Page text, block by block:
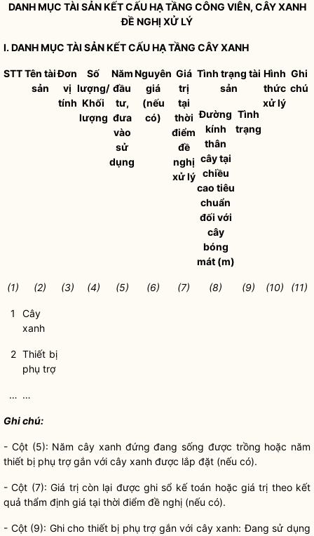
DANH MỤC TÀI SẢN KẾT CẤU HẠ TẦNG CÔNG VIÊN, CÂY XANH
ĐỀ NGHỊ XỬ LÝ
I. DANH MỤC TÀI SẢN KẾT CẤU HẠ TẦNG CÂY XANH
STTTên tài
sản
Đơn
vị
tính
Số
lượng/
Khối
lượng
Năm
đầu
tư,
đưa
vào
sử
dụng
Nguyên
giá
(nếu
có)
Giá
trị
tại
thời
điểm
đề
nghị
xử lý
Tình trạng tài
sản
Hình
thức
xử lý
Ghi
chú
Đường
kính
thân
cây tại
chiều
cao tiêu
chuẩn
đối với
cây
bóng
mát(m)
Tình
trạng
(1) (2) (3) (4) (5) (6) (7) (8) (9) (10) (11)
1
Cây
xanh
2 Thiết bị
phụ trợ
… …
Ghi chú:
- Cột (5): Năm cây xanhđứng đang sống được trồng hoặc năm
thiết bị phụ trợ gắn với cây xanh được lắp đặt (nếu có).
- Cột (7): Giá trị còn lại được ghi sổ kế toán hoặc giá trị theo kết
quả thẩm định giá tại thời điểm đề nghị (nếu có).
- Cột (9): Ghi cho thiết bị phụ trợ gắn với cây xanh: Đang sử dụng